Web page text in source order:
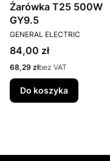
Żarówka T25 500W
GY9.5
PRODUCENT
GENERAL ELECTRIC
Cena
84,00 zł
Cena
68,29 złbez VAT
Do koszyka